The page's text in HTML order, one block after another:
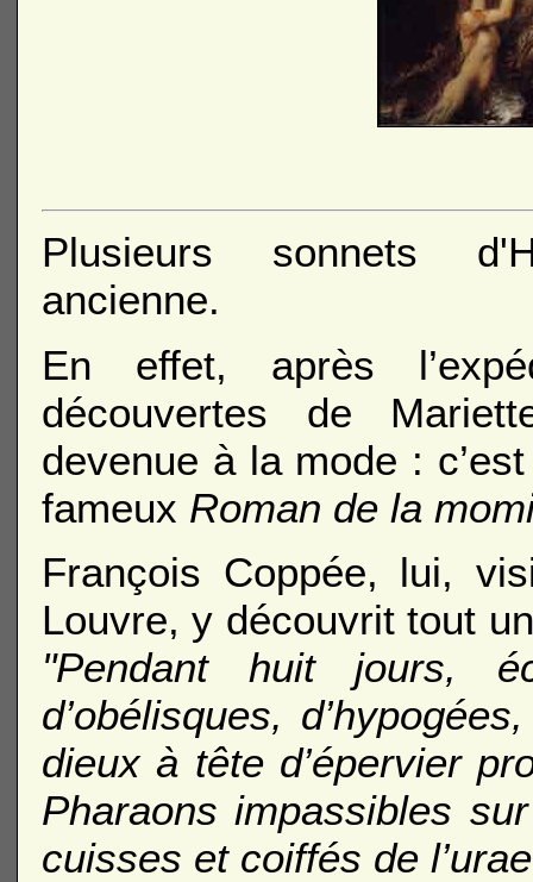
Plusieurs sonnets
ancienne.
En effet, après
découvertes de
devenue à la mode :
fameux Roman de la
François Coppée, lui,
Louvre, y découvrit tout
"Pendant huit jours,
d’obélisques,
dieux à tête d’épervier
Pharaons impassibles
cuisses et coiffés de